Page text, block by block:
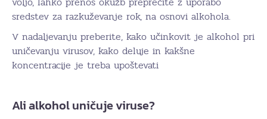
sredstev za razkuževanje rok, na osnovi alkohola.
V nadaljevanju preberite, kako učinkovit je alkohol pri
uničevanju virusov, kako deluje in kakšne
koncentracije je treba upoštevati
Ali alkohol uničuje viruse?